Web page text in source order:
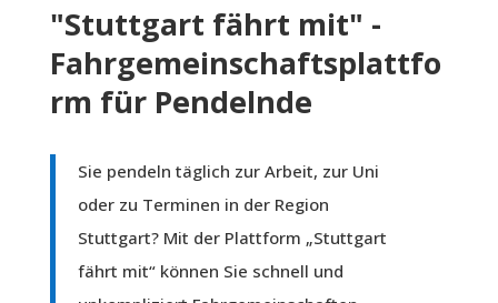
"Stuttgart fährt mit" -
Fahrgemeinschaftsplattfo
rm für Pendelnde
Sie pendeln täglich zur Arbeit, zur Uni
oder zu Terminen in der Region
Stuttgart? Mit der Plattform „Stuttgart
fährt mit“ können Sie schnell und